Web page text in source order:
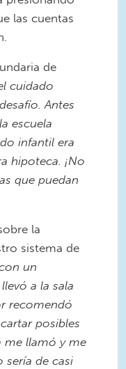
las cuentas
de
cuidado
Antes
escuela
infantil era
hipoteca. ¡No
que puedan
la
sistema de
un
a la sala
recomendó
posibles
me llamó y me
sería de casi